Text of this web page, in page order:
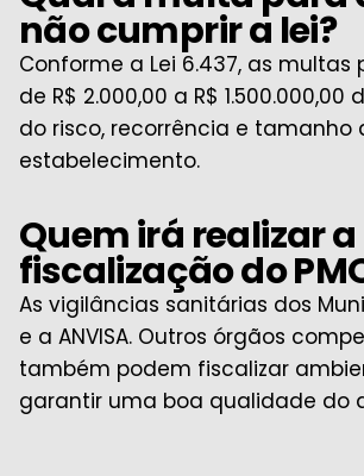
não cumprir a lei?
Conforme a Lei 6.437, as multas
de R$ 2.000,00 a R$
do risco, recorrência e tamanho
estabelecimento.
Quem irá realizar a
fiscalização do
As vigilâncias sanitárias dos
e a ANVISA. Outros órgãos
também podem fiscalizar
garantir uma boa qualidade do